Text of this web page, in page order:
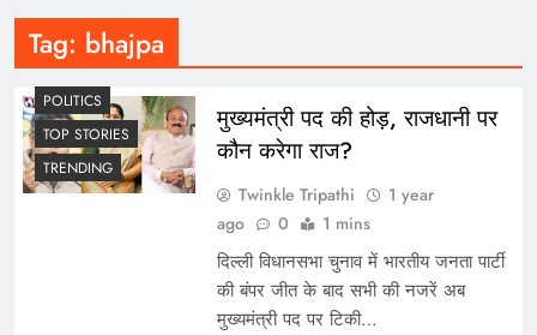
Tag: bhajpa
POLITICS
TOP STORIES
TRENDING
मुख्यमंत्री पद की होड़, राजधानी पर
कौन करेगा राज?
Twinkle Tripathi
1 year
ago
0 1 mins
दिल्ली विधानसभा चुनाव में भारतीय जनता पार्टी
की बंपर जीत के बाद सभी की नजरें अब
मुख्यमंत्री पद पर टिकी…